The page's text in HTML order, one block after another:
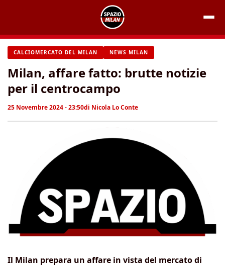
contenuto
CALCIOMERCATO DEL MILAN NEWS MILAN
Milan, affare fatto: brutte notizie
per il centrocampo
25 Novembre 2024 - 23:50di Nicola Lo Conte
Il Milan prepara un affare in vista del mercato di